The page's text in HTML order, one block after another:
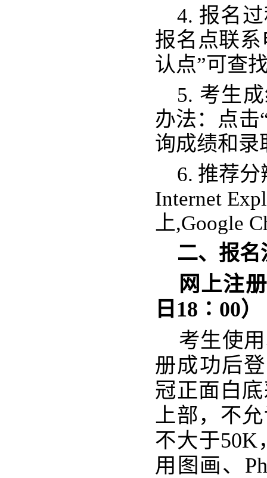
4. 报名
报名点联
认点”可查
5. 考生
办法：点击
询成绩和录
6. 推荐分
Internet
上,Google
二、报名
网上注
日18∶00）
考生使
册成功后
冠正面白
上部，不
不大于50K
用图画、